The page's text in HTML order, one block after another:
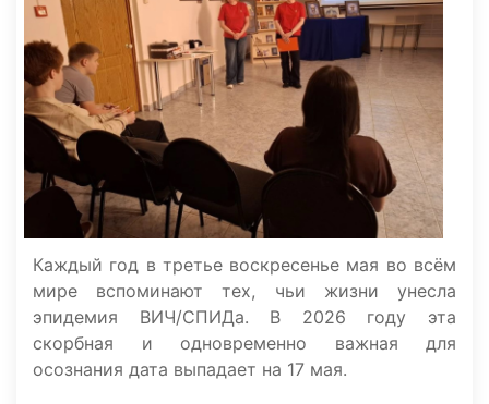
Каждый год в третье воскресенье мая во всём
мире вспоминают тех, чьи жизни унесла
эпидемия ВИЧ/СПИДа. В 2026 году эта
скорбная и одновременно важная для
осознания дата выпадает на 17 мая.